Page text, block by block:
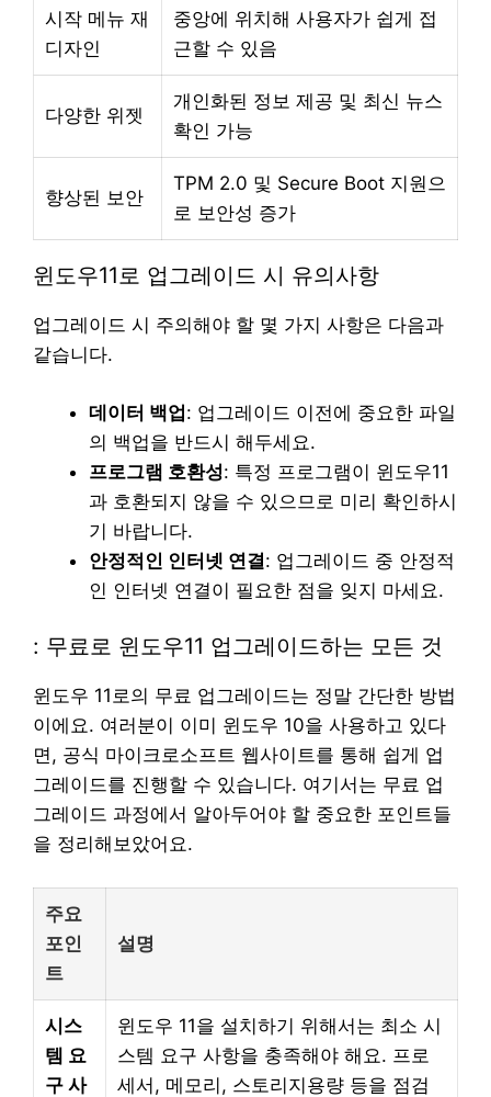
시작 메뉴 재
디자인
중앙에 위치해 사용자가 쉽게 접
근할 수 있음
다양한 위젯
개인화된 정보 제공 및 최신 뉴스
확인 가능
향상된 보안
TPM 2.0 및 Secure Boot 지원으
로 보안성 증가
윈도우11로 업그레이드 시 유의사항
업그레이드 시 주의해야 할 몇 가지 사항은 다음과
같습니다.
데이터 백업: 업그레이드 이전에 중요한 파일
의 백업을 반드시 해두세요.
프로그램 호환성: 특정 프로그램이 윈도우11
과 호환되지 않을 수 있으므로 미리 확인하시
기 바랍니다.
안정적인 인터넷 연결: 업그레이드 중 안정적
인 인터넷 연결이 필요한 점을 잊지 마세요.
: 무료로 윈도우11 업그레이드하는 모든 것
윈도우 11로의 무료 업그레이드는 정말 간단한 방법
이에요. 여러분이 이미 윈도우 10을 사용하고 있다
면, 공식 마이크로소프트 웹사이트를 통해 쉽게 업
그레이드를 진행할 수 있습니다. 여기서는 무료 업
그레이드 과정에서 알아두어야 할 중요한 포인트들
을 정리해보았어요.
주요
포인
트
설명
시스
템 요
구 사
윈도우 11을 설치하기 위해서는 최소 시
스템 요구 사항을 충족해야 해요. 프로
세서, 메모리, 스토리지용량 등을 점검